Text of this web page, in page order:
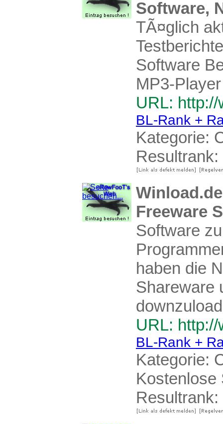
Software,
TÃ¤glich
Software
MP3-
URL:
BL-Rank +
Kategorie:
Resultrank:
Freeware
Software
haben die
Shareware
URL:
BL-Rank +
Kategorie:
Kostenlose
Resultrank: